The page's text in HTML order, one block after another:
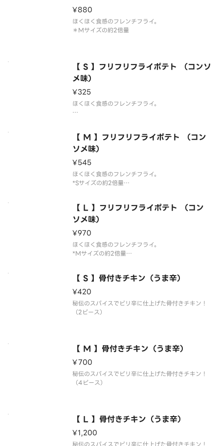
¥880
ほくほく食感のフレンチフライ。
＊Mサイズの約2倍量
【 S 】フリフリフライポテト （コンソ
メ味）
¥325
ほくほく食感のフレンチフライ。
【 M 】フリフリフライポテト （コン
ソメ味）
¥545
ほくほく食感のフレンチフライ。
*Sサイズの約2倍量
【 L 】フリフリフライポテト （コン
ソメ味）
¥970
ほくほく食感のフレンチフライ。
*Mサイズの約2倍量
【 S 】骨付きチキン（うま辛）
¥420
秘伝のスパイスでピリ辛に仕上げた骨付きチキン！
（2ピース）
【 M 】骨付きチキン（うま辛）
¥700
秘伝のスパイスでピリ辛に仕上げた骨付きチキン！
（4ピース）
【 L 】骨付きチキン（うま辛）
¥1,200